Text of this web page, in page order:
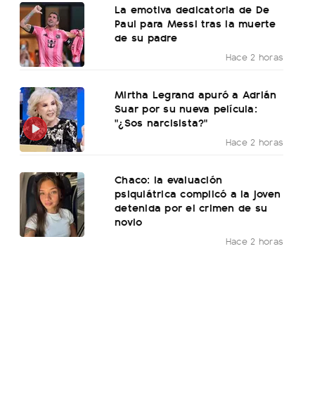
La emotiva dedicatoria de De
Paul para Messi tras la muerte
de su padre
Hace 2 horas
Mirtha Legrand apuró a Adrián
Suar por su nueva película:
"¿Sos narcisista?"
Hace 2 horas
Chaco: la evaluación
psiquiátrica complicó a la joven
detenida por el crimen de su
novio
Hace 2 horas